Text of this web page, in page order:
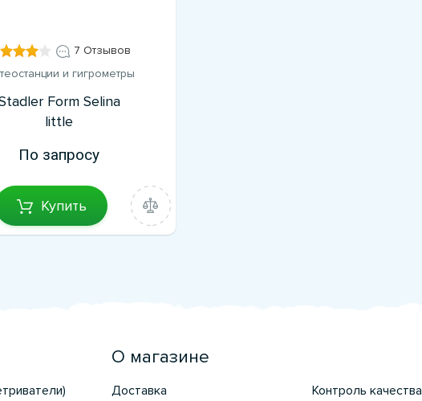
7 Отзывов
и гигрометры
Form Selina
little
По запросу
Купить
О магазине
Доставка Контроль качества